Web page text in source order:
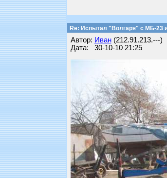
Re: Испытал "Волгаря" с МБ-23
Автор: Иван(212.91.213.---)
Дата: 30-10-10 21:25